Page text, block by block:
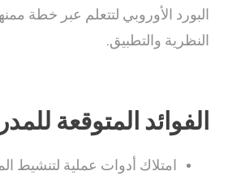
البورد الأوروبي لتتعلم عبر خطة
النظرية والتطبيق.
الفوائد المتوقعة
امتلاك أدوات عملية لتنشيط